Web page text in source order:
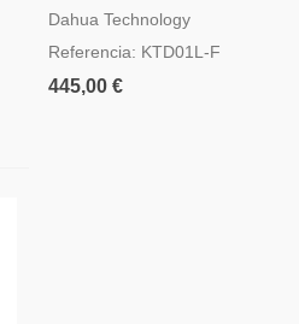
De Dos Hilos Con Caja De
Dahua Technology
Referencia: KTD01L-F
445,00 €